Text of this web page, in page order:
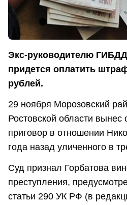
Экс-руководителю
придется оплатить
рублей.
29 ноября Морозовский
Ростовской области вынес
приговор в отношении
года назад уличенного в
Суд признал Горбатова
преступления,
статьи 290 УК РФ (в